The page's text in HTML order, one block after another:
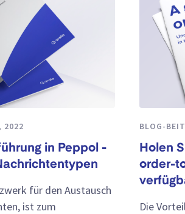
2022
in Peppol -
für den Austausch
ist zum
BLOG-
Holen
order-
Die